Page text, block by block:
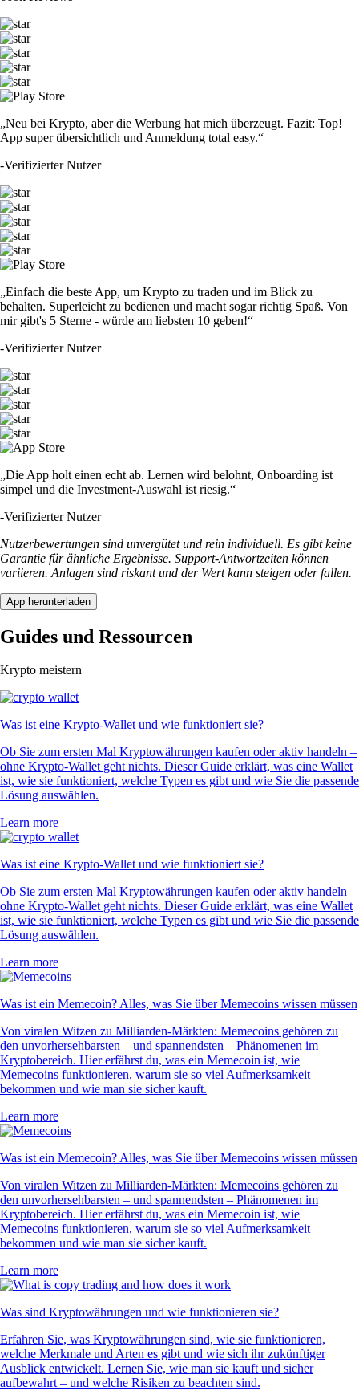
„Neu bei Krypto, aber die Werbung hat mich überzeugt. Fazit: Top!
App super übersichtlich und Anmeldung total easy.“
-Verifizierter Nutzer
„Einfach die beste App, um Krypto zu traden und im Blick zu
behalten. Superleicht zu bedienen und macht sogar richtig Spaß. Von
mir gibt's 5 Sterne - würde am liebsten 10 geben!“
-Verifizierter Nutzer
„Die App holt einen echt ab. Lernen wird belohnt, Onboarding ist
simpel und die Investment-Auswahl ist riesig.“
-Verifizierter Nutzer
Nutzerbewertungen sind unvergütet und rein individuell. Es gibt keine
Garantie für ähnliche Ergebnisse. Support-Antwortzeiten können
variieren. Anlagen sind riskant und der Wert kann steigen oder fallen.
App herunterladen
Guides und Ressourcen
Krypto meistern
Was ist eine Krypto-Wallet und wie funktioniert sie?
Ob Sie zum ersten Mal Kryptowährungen kaufen oder aktiv handeln –
ohne Krypto-Wallet geht nichts. Dieser Guide erklärt, was eine Wallet
ist, wie sie funktioniert, welche Typen es gibt und wie Sie die passende
Lösung auswählen.
Learn more
Was ist eine Krypto-Wallet und wie funktioniert sie?
Ob Sie zum ersten Mal Kryptowährungen kaufen oder aktiv handeln –
ohne Krypto-Wallet geht nichts. Dieser Guide erklärt, was eine Wallet
ist, wie sie funktioniert, welche Typen es gibt und wie Sie die passende
Lösung auswählen.
Learn more
Was ist ein Memecoin? Alles, was Sie über Memecoins wissen müssen
Von viralen Witzen zu Milliarden-Märkten: Memecoins gehören zu
den unvorhersehbarsten – und spannendsten – Phänomenen im
Kryptobereich. Hier erfährst du, was ein Memecoin ist, wie
Memecoins funktionieren, warum sie so viel Aufmerksamkeit
bekommen und wie man sie sicher kauft.
Learn more
Was ist ein Memecoin? Alles, was Sie über Memecoins wissen müssen
Von viralen Witzen zu Milliarden-Märkten: Memecoins gehören zu
den unvorhersehbarsten – und spannendsten – Phänomenen im
Kryptobereich. Hier erfährst du, was ein Memecoin ist, wie
Memecoins funktionieren, warum sie so viel Aufmerksamkeit
bekommen und wie man sie sicher kauft.
Learn more
Was sind Kryptowährungen und wie funktionieren sie?
Erfahren Sie, was Kryptowährungen sind, wie sie funktionieren,
welche Merkmale und Arten es gibt und wie sich ihr zukünftiger
Ausblick entwickelt. Lernen Sie, wie man sie kauft und sicher
aufbewahrt – und welche Risiken zu beachten sind.